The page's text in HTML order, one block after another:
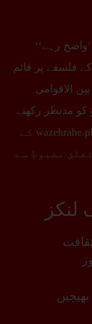
رہے‘‘
فلسفے پر قائم
الاقوامی
مدنظر رکھتے
ہوئے پیش کئے جاتے ہیں۔امید ہے کہ wazehrahe.pk کے
مضبوط سے
لنکز